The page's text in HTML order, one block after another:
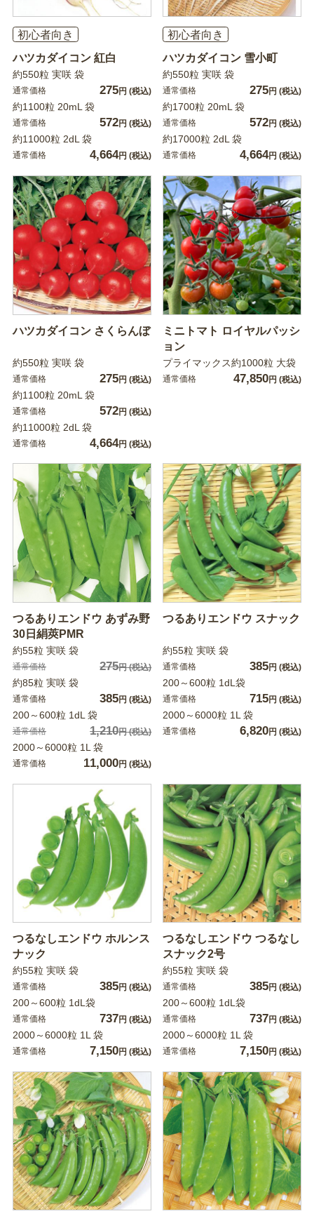
初心者向き
ハツカダイコン 紅白
約550粒 実咲 袋
通常価格 275円 (税込)
約1100粒 20mL 袋
通常価格 572円 (税込)
約11000粒 2dL 袋
通常価格 4,664円 (税込)
初心者向き
ハツカダイコン 雪小町
約550粒 実咲 袋
通常価格 275円 (税込)
約1700粒 20mL 袋
通常価格 572円 (税込)
約17000粒 2dL 袋
通常価格 4,664円 (税込)
ハツカダイコン さくらんぼ
約550粒 実咲 袋
通常価格 275円 (税込)
約1100粒 20mL 袋
通常価格 572円 (税込)
約11000粒 2dL 袋
通常価格 4,664円 (税込)
ミニトマト ロイヤルパッシ
ョン
プライマックス約1000粒 大袋
通常価格 47,850円 (税込)
つるありエンドウ あずみ野
30日絹莢PMR
約55粒 実咲 袋
通常価格 275円(税込)
約85粒 実咲 袋
通常価格 385円 (税込)
200～600粒 1dL 袋
通常価格 1,210円(税込)
2000～6000粒 1L 袋
通常価格 11,000円 (税込)
つるありエンドウ スナック
約55粒 実咲 袋
通常価格 385円 (税込)
200～600粒 1dL袋
通常価格 715円 (税込)
2000～6000粒 1L 袋
通常価格 6,820円 (税込)
つるなしエンドウ ホルンス
ナック
約55粒 実咲 袋
通常価格 385円 (税込)
200～600粒 1dL袋
通常価格 737円 (税込)
2000～6000粒 1L 袋
通常価格 7,150円 (税込)
つるなしエンドウ つるなし
スナック2号
約55粒 実咲 袋
通常価格 385円 (税込)
200～600粒 1dL袋
通常価格 737円 (税込)
2000～6000粒 1L 袋
通常価格 7,150円 (税込)